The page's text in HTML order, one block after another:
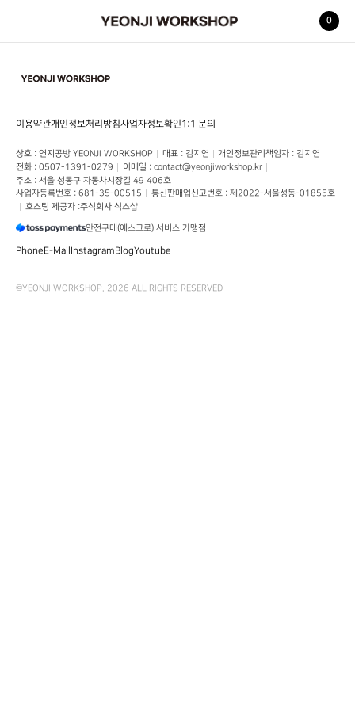
YEONJI WORKSHOP
0
이용약관개인정보처리방침사업자정보확인1:1 문의
상호 : 연지공방 YEONJI WORKSHOP 대표 : 김지연 개인정보관리책임자 : 김지연
전화 : 0507-1391-0279 이메일 : contact@yeonjiworkshop.kr
주소 : 서울 성동구 자동차시장길 49 406호
사업자등록번호 : 681-35-00515 통신판매업신고번호 : 제2022-서울성동-01855호
호스팅 제공자 :주식회사 식스샵
안전구매(에스크로) 서비스 가맹점
PhoneE-MailInstagramBlogYoutube
©YEONJI WORKSHOP. 2026 ALL RIGHTS RESERVED